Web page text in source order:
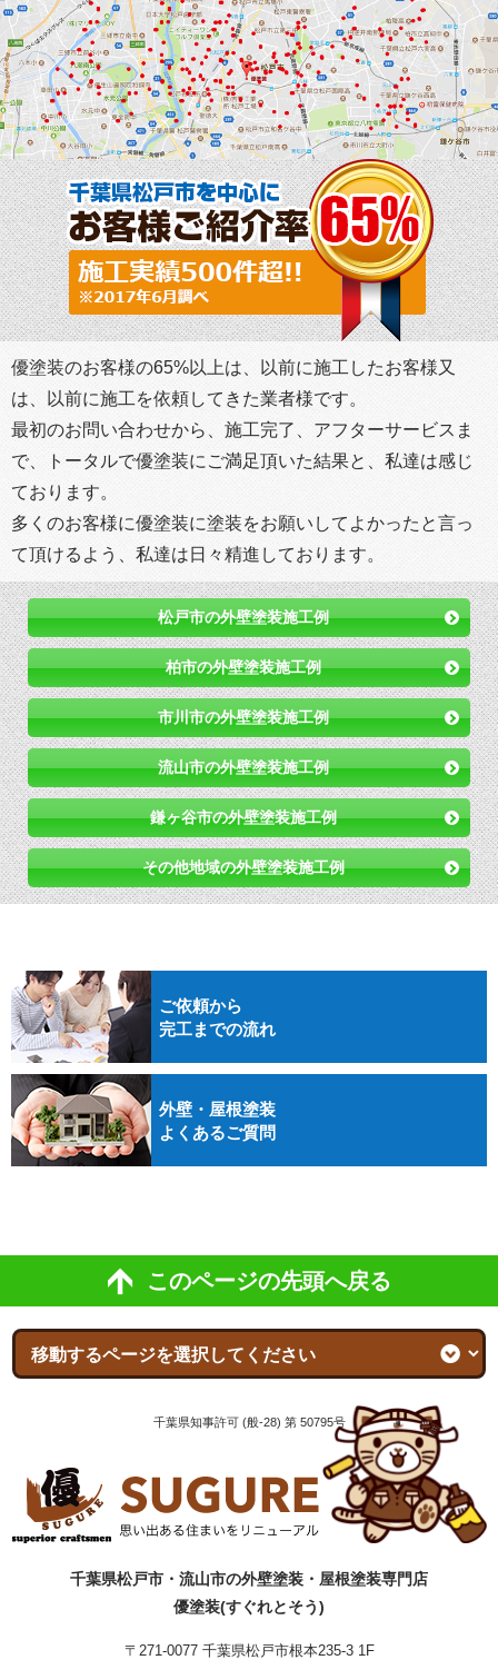
優塗装のお客様の65%以上は、以前に施工したお客様又
は、以前に施工を依頼してきた業者様です。
最初のお問い合わせから、施工完了、アフターサービスま
で、トータルで優塗装にご満足頂いた結果と、私達は感じ
ております。
多くのお客様に優塗装に塗装をお願いしてよかったと言っ
て頂けるよう、私達は日々精進しております。
松戸市の外壁塗装施工例
柏市の外壁塗装施工例
市川市の外壁塗装施工例
流山市の外壁塗装施工例
鎌ヶ谷市の外壁塗装施工例
その他地域の外壁塗装施工例
ご依頼から
完工までの流れ
外壁・屋根塗装
よくあるご質問
このページの先頭へ戻る
千葉県知事許可 (般-28) 第 50795号
千葉県松戸市・流山市の外壁塗装・屋根塗装専門店
優塗装(すぐれとそう)
〒271-0077 千葉県松戸市根本235-3 1F